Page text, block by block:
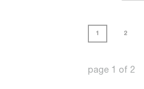
1 2
page 1 of 2